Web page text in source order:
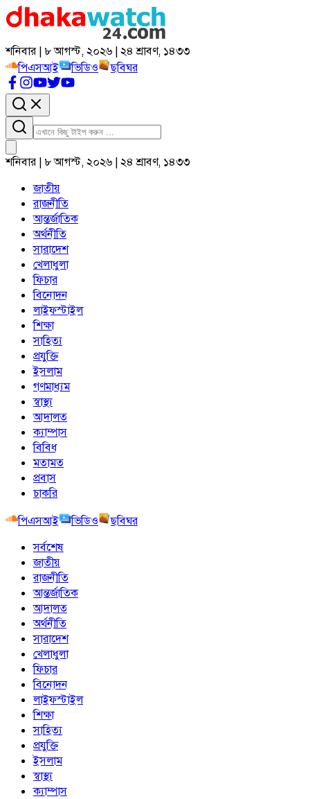
শনিবার | ৮ আগস্ট, ২০২৬ | ২৪ শ্রাবণ, ১৪৩৩
পিএসআই
ভিডিও ছবিঘর
শনিবার | ৮ আগস্ট, ২০২৬ | ২৪ শ্রাবণ, ১৪৩৩
জাতীয়
রাজনীতি
আন্তর্জাতিক
অর্থনীতি
সারাদেশ
খেলাধুলা
ফিচার
বিনোদন
লাইফস্টাইল
শিক্ষা
সাহিত্য
প্রযুক্তি
ইসলাম
গণমাধ্যম
স্বাস্থ্য
আদালত
ক্যাম্পাস
বিবিধ
মতামত
প্রবাস
চাকরি
পিএসআই
ভিডিও
ছবিঘর
সর্বশেষ
জাতীয়
রাজনীতি
আন্তর্জাতিক
আদালত
অর্থনীতি
সারাদেশ
খেলাধুলা
ফিচার
বিনোদন
লাইফস্টাইল
শিক্ষা
সাহিত্য
প্রযুক্তি
ইসলাম
স্বাস্থ্য
ক্যাম্পাস